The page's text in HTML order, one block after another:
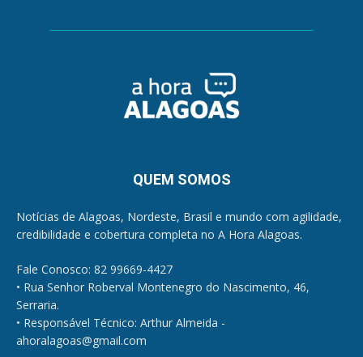
QUEM SOMOS
Notícias de Alagoas, Nordeste, Brasil e mundo com agilidade,
credibilidade e cobertura completa no A Hora Alagoas.
Fale Conosco: 82 99669-4427
• Rua Senhor Roberval Montenegro do Nascimento, 46,
Serraria.
• Responsável Técnico: Arthur Almeida -
ahoralagoas@gmail.com